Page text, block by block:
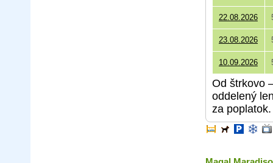
22.08.2026
23.08.2026
10.09.2026
Od štrkovo
oddelený
za poplatok.